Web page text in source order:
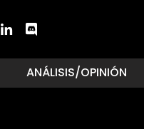
ANÁLISIS/OPINIÓN